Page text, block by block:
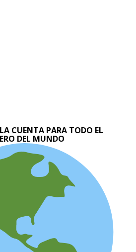
CUENTA PARA TODO EL
DEL MUNDO